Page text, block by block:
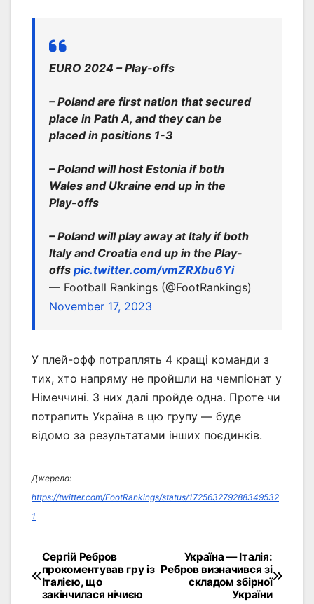
EURO 2024 – Play-offs
– Poland are first nation that secured
place in Path A, and they can be
placed in positions 1-3
– Poland will host Estonia if both
Wales and Ukraine end up in the
Play-offs
– Poland will play away at Italy if both
Italy and Croatia end up in the Play-
offs pic.twitter.com/vmZRXbu6Yi
— Football Rankings (@FootRankings)
November 17, 2023
У плей-офф потраплять 4 кращі команди з
тих, хто напряму не пройшли на чемпіонат у
Німеччині. З них далі пройде одна. Проте чи
потрапить Україна в цю групу — буде
відомо за результатами інших поєдинків.
Джерело:
https://twitter.com/FootRankings/status/172563279288349532
1
Навігація
записів
Україна — Італія:
Ребров визначився зі
складом збірної
України
Сергій Ребров
прокоментував гру із
Італією, що
закінчилася нічиєю